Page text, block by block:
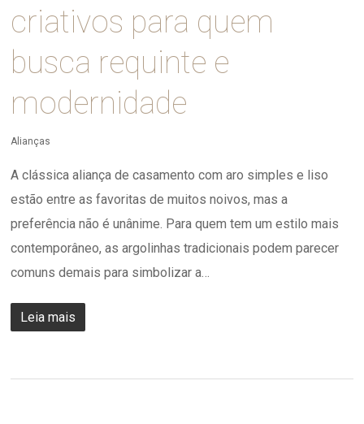
criativos para quem
busca requinte e
modernidade
Alianças
A clássica aliança de casamento com aro simples e liso
estão entre as favoritas de muitos noivos, mas a
preferência não é unânime. Para quem tem um estilo mais
contemporâneo, as argolinhas tradicionais podem parecer
comuns demais para simbolizar a…
Leia mais